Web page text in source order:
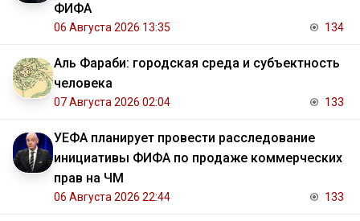
ФИФА
06 Августа 2026 13:35 134
Аль Фараби: городская среда и субъектность
человека
07 Августа 2026 02:04 133
УЕФА планирует провести расследование
инициативы ФИФА по продаже коммерческих
прав на ЧМ
06 Августа 2026 22:44 133